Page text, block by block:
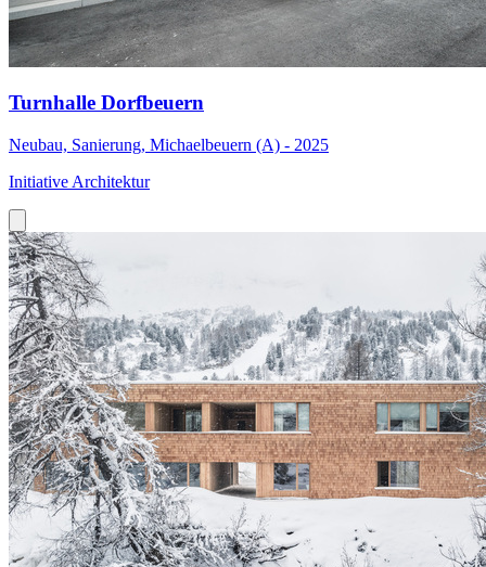
Turnhalle Dorfbeuern
Neubau, Sanierung, Michaelbeuern (A) - 2025
Initiative Architektur